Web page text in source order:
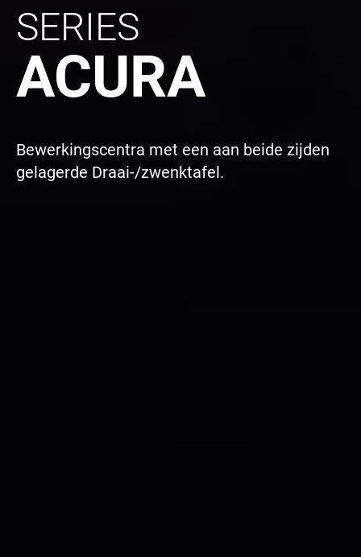
SERIES
ACURA
Bewerkingscentra met een aan beide zijden
gelagerde Draai-/zwenktafel.